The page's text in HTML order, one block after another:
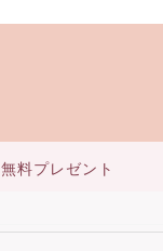
無料プレゼント